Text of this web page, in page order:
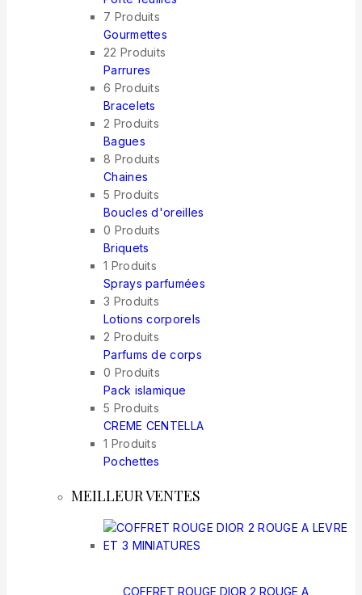
7 Produits
Gourmettes
22 Produits
Parrures
6 Produits
Bracelets
2 Produits
Bagues
8 Produits
Chaines
5 Produits
Boucles d'oreilles
0 Produits
Briquets
1 Produits
Sprays parfumées
3 Produits
Lotions corporels
2 Produits
Parfums de corps
0 Produits
Pack islamique
5 Produits
CREME CENTELLA
1 Produits
Pochettes
MEILLEUR VENTES
COFFRET ROUGE DIOR 2 ROUGE A